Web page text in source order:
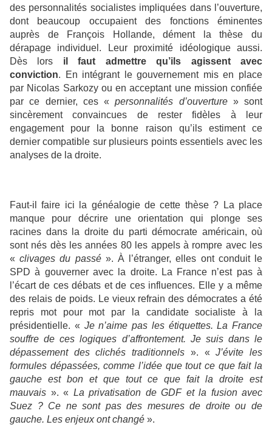
des personnalités socialistes impliquées dans l’ouverture,
dont beaucoup occupaient des fonctions éminentes
auprès de François Hollande, dément la thèse du
dérapage individuel. Leur proximité idéologique aussi.
Dès lors il faut admettre qu’ils agissent avec
conviction. En intégrant le gouvernement mis en place
par Nicolas Sarkozy ou en acceptant une mission confiée
par ce dernier, ces «personnalités d’ouverture» sont
sincèrement convaincues de rester fidèles à leur
engagement pour la bonne raison qu’ils estiment ce
dernier compatible sur plusieurs points essentiels avec les
analyses de la droite.
Faut-il faire ici la généalogie de cette thèse ? La place
manque pour décrire une orientation qui plonge ses
racines dans la droite du parti démocrate américain, où
sont nés dès les années 80 les appels à rompre avec les
«clivages du passé». À l’étranger, elles ont conduit le
SPD à gouverner avec la droite. La France n’est pas à
l’écart de ces débats et de ces influences. Elle y a même
des relais de poids. Le vieux refrain des démocrates a été
repris mot pour mot par la candidate socialiste à la
présidentielle. « Je n’aime pas les étiquettes. La France
souffre de ces logiques d’affrontement. Je suis dans le
dépassement des clichés traditionnels ». « J’évite les
formules dépassées, comme l’idée que tout ce que fait la
gauche est bon et que tout ce que fait la droite est
mauvais ». « La privatisation de GDF et la fusion avec
Suez ? Ce ne sont pas des mesures de droite ou de
gauche. Les enjeux ont changé ».